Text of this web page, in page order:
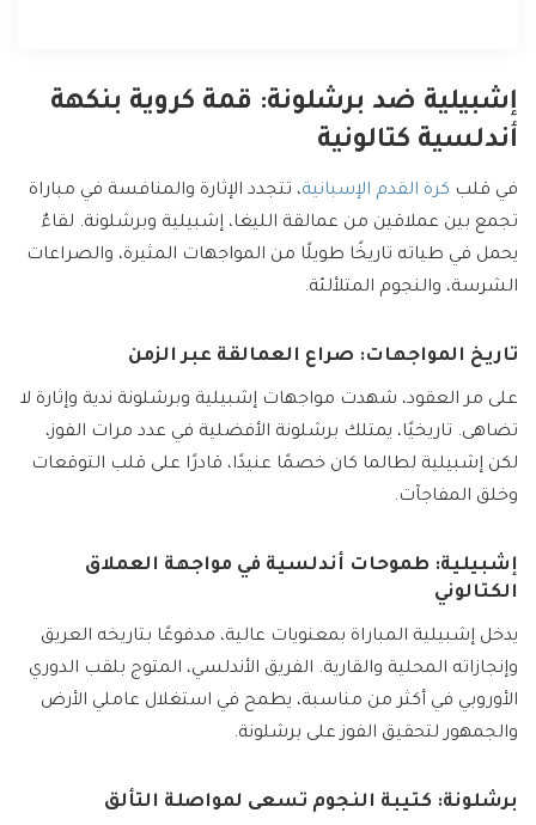
إشبيلية ضد برشلونة: قمة كروية بنكهة
أندلسية كتالونية
في قلب كرة القدم الإسبانية، تتجدد الإثارة والمنافسة في مباراة
تجمع بين عملاقين من عمالقة الليغا، إشبيلية وبرشلونة. لقاءٌ
يحمل في طياته تاريخًا طويلًا من المواجهات المثيرة، والصراعات
الشرسة، والنجوم المتلألئة.
تاريخ المواجهات: صراع العمالقة عبر الزمن
على مر العقود، شهدت مواجهات إشبيلية وبرشلونة ندية وإثارة لا
تضاهى. تاريخيًا، يمتلك برشلونة الأفضلية في عدد مرات الفوز،
لكن إشبيلية لطالما كان خصمًا عنيدًا، قادرًا على قلب التوقعات
وخلق المفاجآت.
إشبيلية: طموحات أندلسية في مواجهة العملاق
الكتالوني
يدخل إشبيلية المباراة بمعنويات عالية، مدفوعًا بتاريخه العريق
وإنجازاته المحلية والقارية. الفريق الأندلسي، المتوج بلقب الدوري
الأوروبي في أكثر من مناسبة، يطمح في استغلال عاملي الأرض
والجمهور لتحقيق الفوز على برشلونة.
برشلونة: كتيبة النجوم تسعى لمواصلة التألق